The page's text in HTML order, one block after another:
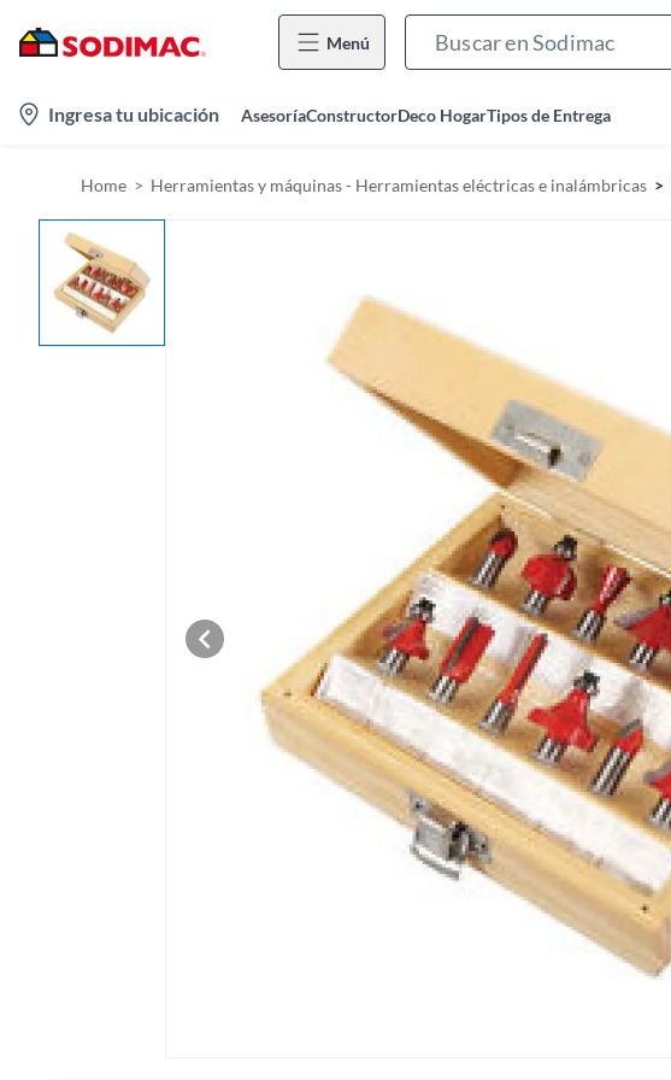
Menú
Ingresa tu ubicación AsesoríaConstructorDeco HogarTipos de Entrega
Home Herramientas y máquinas - Herramientas eléctricas e inalámbricas